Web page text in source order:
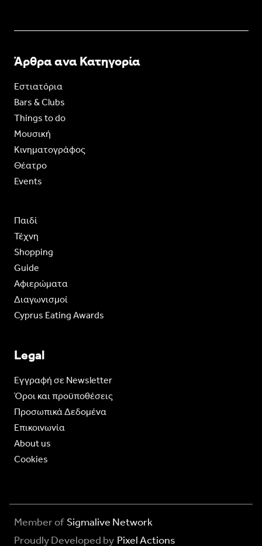
Άρθρα ανα Κατηγορία
Εστιατόρια
Bars & Clubs
Things to do
Moυσική
Κινηματογράφος
Θέατρο
Events
Παιδί
Τέχνη
Shopping
Guide
Aφιερώματα
Διαγωνισμοί
Cyprus Eating Awards
Legal
Eγγραφή σε Newsletter
Όροι και προϋποθέσεις
Προσωπικά Δεδομένα
Επικοινωνία
About us
Cookies
Member of Sigmalive Network
Proudly Developed by Pixel Actions